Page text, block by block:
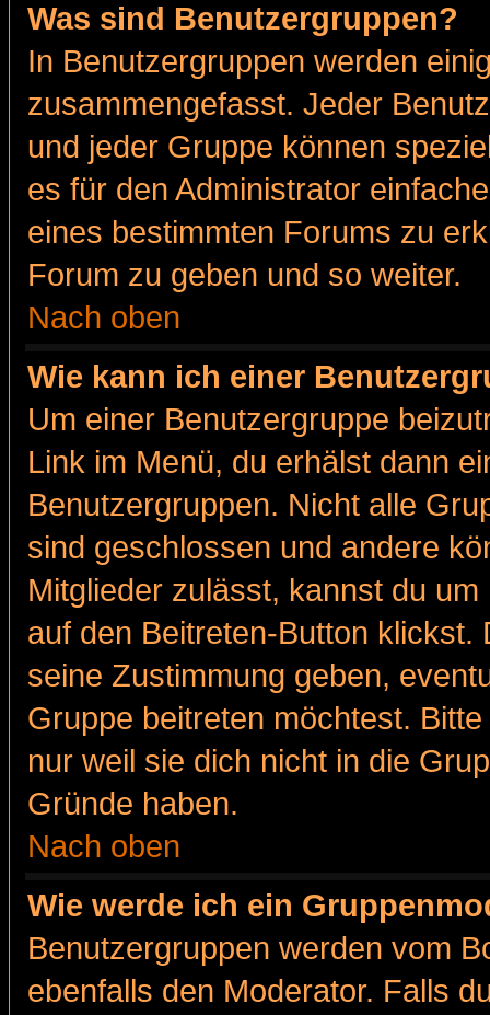
Was sind Benutzergruppen?
In Benutzergruppen werden
zusammengefasst. Jeder
und jeder Gruppe können
es für den Administrator
eines bestimmten Forums zu
Forum zu geben und so weiter.
Nach oben
Wie kann ich einer
Um einer Benutzergruppe
Link im Menü, du erhälst dann
Benutzergruppen. Nicht alle
sind geschlossen und andere
Mitglieder zulässt, kannst du
auf den Beitreten-Button
seine Zustimmung geben,
Gruppe beitreten möchtest.
nur weil sie dich nicht in die
Gründe haben.
Nach oben
Wie werde ich ein
Benutzergruppen werden vom
ebenfalls den Moderator. Falls